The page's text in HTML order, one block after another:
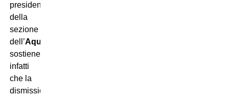
presidente
della
sezione
dell’Aquila
sostiene
infatti
che la
dismissione